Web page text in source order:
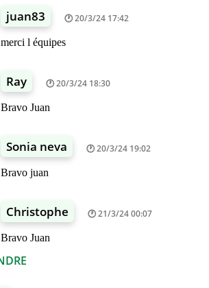
juan83 20/3/24 17:42
merci l équipes
Ray 20/3/24 18:30
Bravo Juan
Sonia neva 20/3/24 19:02
Bravo juan
Christophe 21/3/24 00:07
Bravo Juan